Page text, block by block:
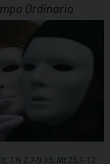
Ordinario
1 Ts 2,7-9.13; Mt23,1-12